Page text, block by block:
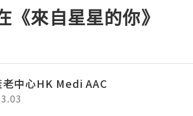
《來自星星的你》
中心HK Medi AAC